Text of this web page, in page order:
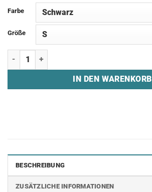
Farbe
Größe
Sweatshirt "PSG" Menge
IN DEN WARENKORB
BESCHREIBUNG
ZUSÄTZLICHE INFORMATIONEN